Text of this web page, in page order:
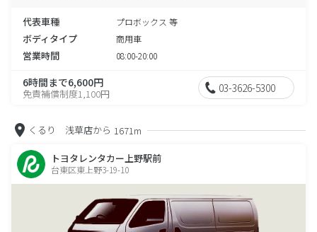
代表車種 プロボックス 等
ボディタイプ 商用車
営業時間 08:00-20:00
6時間まで6,600円
免責補償制度1,100円 03-3626-5300
くるり 浅草店から 1671m
トヨタレンタカー上野駅前
台東区東上野3-19-10